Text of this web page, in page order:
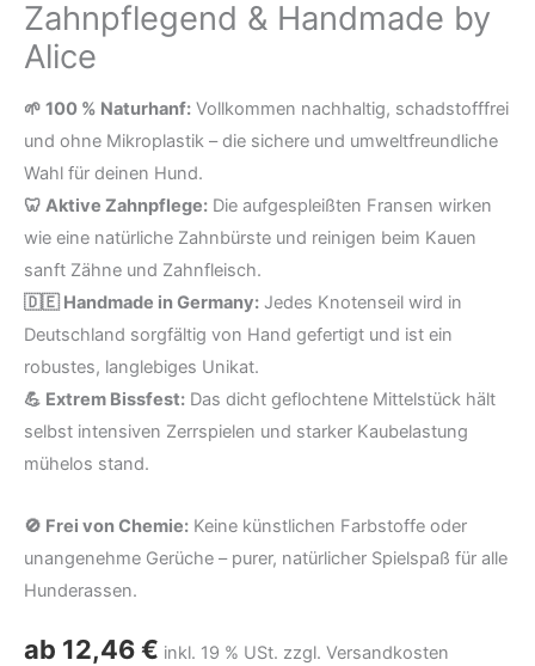
Zahnpflegend & Handmade by
Alice
🌱 100 % Naturhanf: Vollkommen nachhaltig, schadstofffrei
und ohne Mikroplastik – die sichere und umweltfreundliche
Wahl für deinen Hund.
🦷 Aktive Zahnpflege: Die aufgespleißten Fransen wirken
wie eine natürliche Zahnbürste und reinigen beim Kauen
sanft Zähne und Zahnfleisch.
🇩🇪 Handmade in Germany: Jedes Knotenseil wird in
Deutschland sorgfältig von Hand gefertigt und ist ein
robustes, langlebiges Unikat.
💪 Extrem Bissfest: Das dicht geflochtene Mittelstück hält
selbst intensiven Zerrspielen und starker Kaubelastung
mühelos stand.
🚫 Frei von Chemie: Keine künstlichen Farbstoffe oder
unangenehme Gerüche – purer, natürlicher Spielspaß für alle
Hunderassen.
ab 12,46€ inkl. 19 % USt. zzgl. Versandkosten
Zahnpflegend
&
Handmade
Alice
Menge